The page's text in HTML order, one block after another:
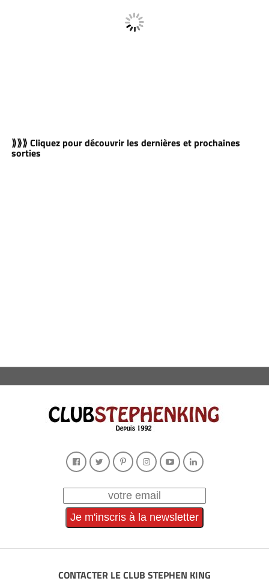
⟫⟫⟫ Cliquez pour découvrir les dernières et prochaines
sorties
CONTACTER LE CLUB STEPHEN KING